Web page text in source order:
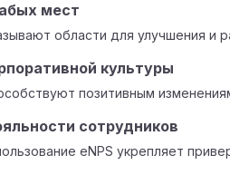
мест
области для улучшения и
культуры
позитивным
сотрудников
eNPS укрепляет